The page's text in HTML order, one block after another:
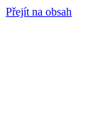
Přejít na obsah